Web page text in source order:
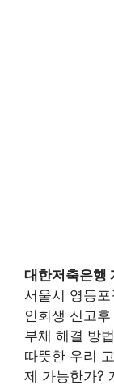
대한저축은행
서울시 영등
인회생 신고
부채 해결 방
따뜻한 우리
제 가능한가?